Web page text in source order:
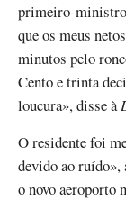
primeiro-ministro
que os meus
minutos pelo
Cento e trinta
loucura», disse à
O residente foi
devido ao ruído»,
o novo aeroporto